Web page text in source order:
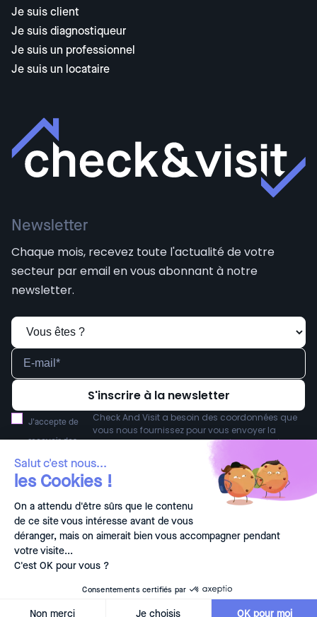
Salut c'est nous...
les Cookies !
On a attendu d'être sûrs que le contenu
de ce site vous intéresse avant de vous
déranger, mais on aimerait bien vous accompagner pendant
votre visite...
C'est OK pour vous ?
Consentements certifiés par
Non merci Je choisis OK pour moi
Je suis client
Je suis diagnostiqueur
Je suis un professionnel
Je suis un locataire
Newsletter
Chaque mois, recevez toute l'actualité de votre
secteur par email en vous abonnant à notre
newsletter.
J'accepte de
recevoir des
communications
de Check And
Check And Visit a besoin des coordonnées que
vous nous fournissez pour vous envoyer la
newsletter. Vous pouvez vous désabonner à tout
moment. Pour en savoir plus sur nos modalités
de désabonnement et notre engagement vis-à-
vis de la protection et de la vie privée, consultez
Politique de confidentialité.
France Français
Politique de confidentialité et mention légales
© 2026 Check&Visit. Tous droits réservés.